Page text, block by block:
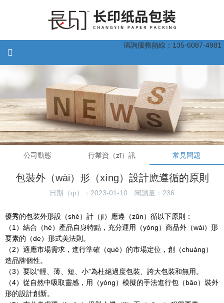
谘詢服務熱線：135-6087-4981
公司動態 行業資（zī）訊 常見問題
包裝外（wài）形（xíng）設計應遵循的原則
日期（qī）：2023-01-10 閱讀量： 236
優秀的包裝外形設（shè）計（jì）應遵（zūn）循以下原則：
（1）結合（hé）產品自身特點，充分運用（yòng）商品外（wài）形
要素的（de）形式美法則。
（2）適應市場需求，進行準確（què）的市場定位，創（chuàng）
造品牌個性。
（3）要以“輕、薄、短、小”為杜絕過度包裝、誇大包裝和無用。
（4）從自然中吸取靈感，用（yòng）模擬的手法進行包（bāo）裝外
形的設計創新。